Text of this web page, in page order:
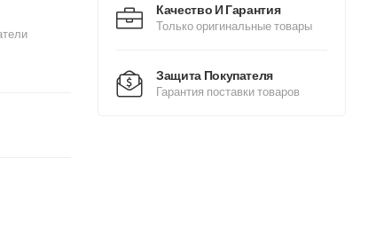
Качество И Гарантия
Только оригинальные товары
Защита Покупателя
Гарантия поставки товаров